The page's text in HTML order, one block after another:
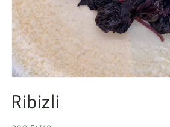
megnyitása
aRibizli